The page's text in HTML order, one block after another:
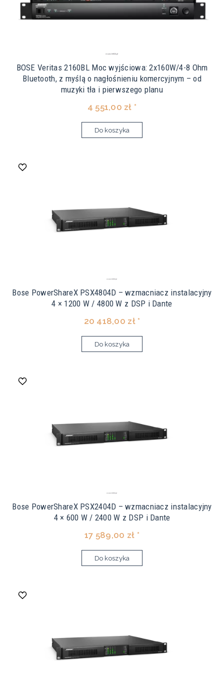
BOSE Veritas 2160BL Moc wyjściowa: 2x160W/4-8 Ohm
Bluetooth, z myślą o nagłośnieniu komercyjnym – od
muzyki tła i pierwszego planu
4 551,00 zł *
Do koszyka
Bose PowerShareX PSX4804D – wzmacniacz instalacyjny
4 × 1200 W / 4800 W z DSP i Dante
20 418,00 zł *
Do koszyka
Bose PowerShareX PSX2404D – wzmacniacz instalacyjny
4 × 600 W / 2400 W z DSP i Dante
17 589,00 zł *
Do koszyka